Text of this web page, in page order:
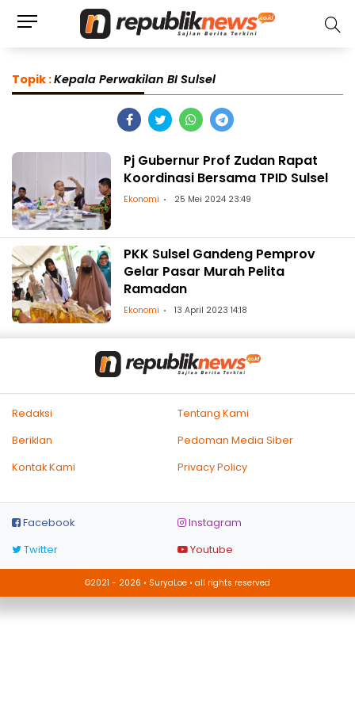
Topik :Kepala Perwakilan BI Sulsel
Pj Gubernur Prof Zudan Rapat
Koordinasi Bersama TPID Sulsel
Ekonomi 25 Mei 2024 23:49
PKK Sulsel Gandeng Pemprov
Gelar Pasar Murah Pelita
Ramadan
Ekonomi 13 April 2023 14:18
Redaksi
Tentang Kami
Beriklan
Pedoman Media Siber
Kontak Kami
Privacy Policy
Facebook
Instagram
Twitter
Youtube
©2021 - 2026 • SuryaLoe • all rights reserved